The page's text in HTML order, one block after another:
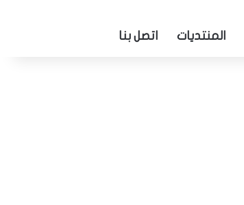
المنتديات اتصل بنا